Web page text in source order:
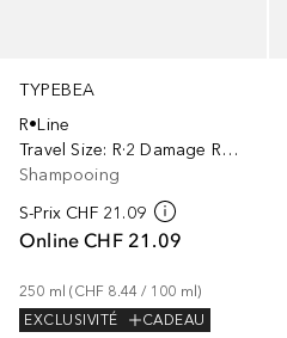
TYPEBEA
R•Line
Travel Size: R·2 Damage Repair
Shampooing
S-Prix CHF 21.09
Online CHF 21.09
250 ml (CHF 8.44 / 100 ml)
EXCLUSIVITÉ
CADEAU